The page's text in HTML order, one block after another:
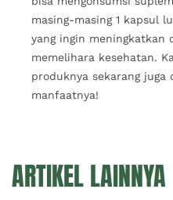
masing-masing 1 kapsul
yang ingin meningkatkan
memelihara kesehatan.
produknya sekarang juga
manfaatnya!
ARTIKEL LAINNYA